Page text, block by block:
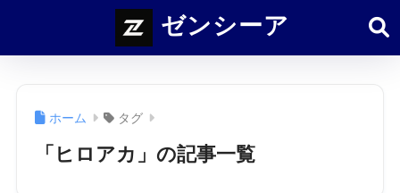
ゼンシーア
ホーム タグ
「ヒロアカ」の記事一覧